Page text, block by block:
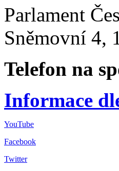
Parlament
Sněmovní 4,
Telefon na
Informace
YouTube
Facebook
Twitter